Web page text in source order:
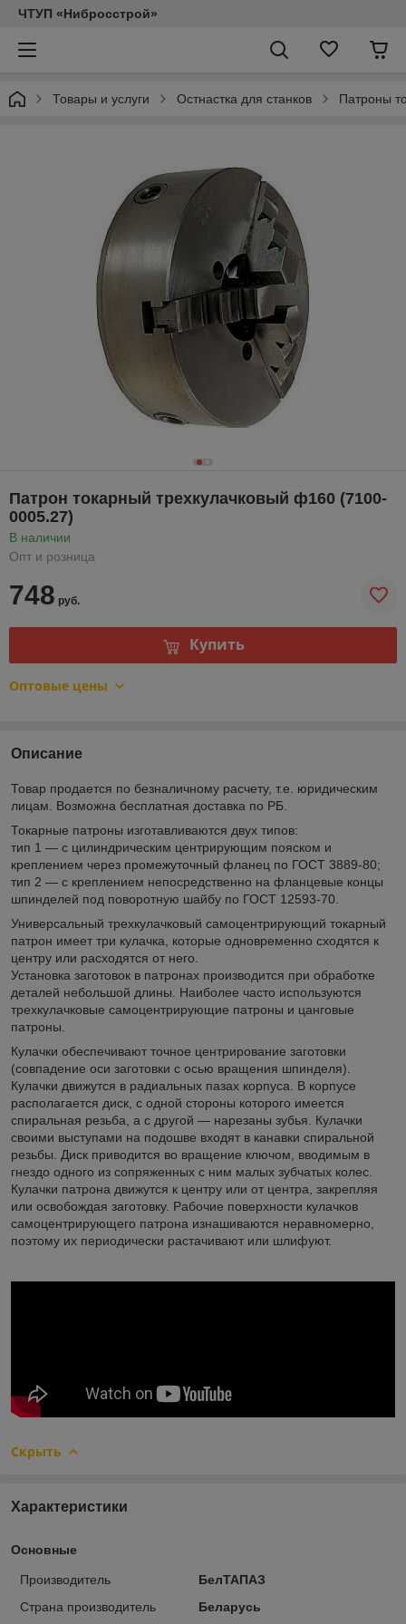
ЧТУП «Нибросстрой»
Товары и услуги Остнастка для станков Патроны
Патрон токарный трехкулачковый ф160 (7100-
0005.27)
В наличии
Опт и розница
748 руб.
Купить
Оптовые цены
Описание
Товар продается по безналичному расчету, т.е. юридическим
лицам. Возможна бесплатная доставка по РБ.
Токарные патроны изготавливаются двух типов:
тип 1 — с цилиндрическим центрирующим пояском и
креплением через промежуточный фланец по ГОСТ 3889-80;
тип 2 — с креплением непосредственно на фланцевые концы
шпинделей под поворотную шайбу по ГОСТ 12593-70.
Универсальный трехкулачковый самоцентрирующий токарный
патрон имеет три кулачка, которые одновременно сходятся к
центру или расходятся от него.
Установка заготовок в патронах производится при обработке
деталей небольшой длины. Наиболее часто используются
трехкулачковые самоцентрирующие патроны и цанговые
патроны.
Кулачки обеспечивают точное центрирование заготовки
(совпадение оси заготовки с осью вращения шпинделя).
Кулачки движутся в радиальных пазах корпуса. В корпусе
располагается диск, с одной стороны которого имеется
спиральная резьба, а с другой — нарезаны зубья. Кулачки
своими выступами на подошве входят в канавки спиральной
резьбы. Диск приводится во вращение ключом, вводимым в
гнездо одного из сопряженных с ним малых зубчатых колес.
Кулачки патрона движутся к центру или от центра, закрепляя
или освобождая заготовку. Рабочие поверхности кулачков
самоцентрирующего патрона изнашиваются неравномерно,
поэтому их периодически растачивают или шлифуют.
Скрыть
Характеристики
Основные
Производитель
БелТАПАЗ
Страна производитель
Беларусь